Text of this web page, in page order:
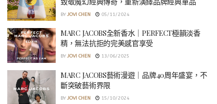
BY JOVI CHEN 05/11/2024
MARC JACOBS全新香水｜PERFECT極韻淡香
精，無法抗拒的完美感官享受
BY JOVI CHEN 13/06/2025
MARC JACOBS藝術漫遊｜品牌40周年盛宴，不
斷突破藝術界限
BY JOVI CHEN 15/10/2024